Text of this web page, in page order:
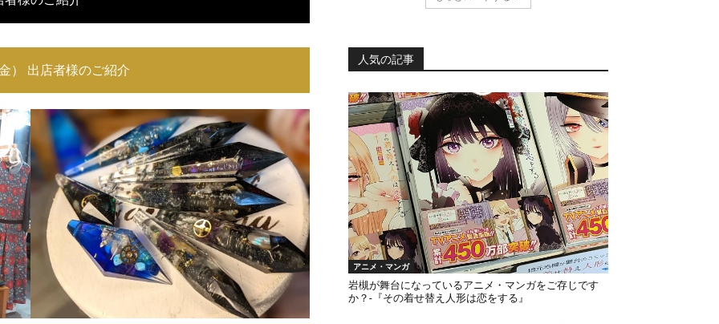
） 出店者様のご紹介
人気の記事
アニメ・マンガ
岩槻が舞台になっているアニメ・マンガをご存じです
か？-『その着せ替え人形は恋をする』